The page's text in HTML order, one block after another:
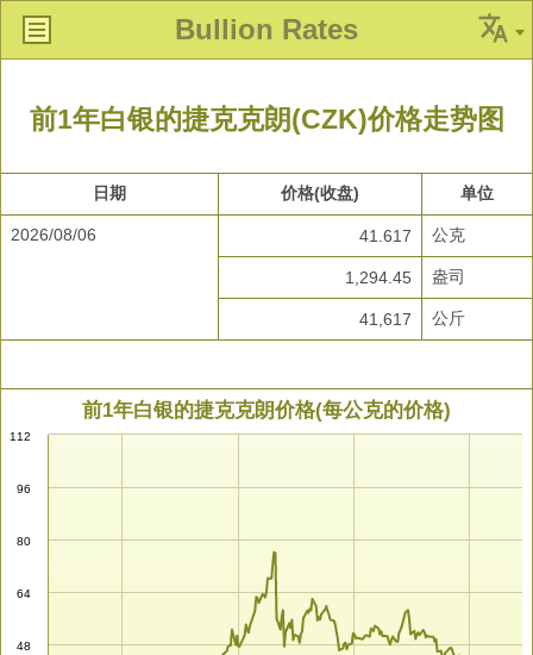
Bullion Rates
前1年白银的捷克克朗(CZK)价格走势图
日期 价格(收盘) 单位
2026/08/06 41.617 公克
1,294.45 盎司
41,617 公斤
前1年白银的捷克克朗价格(每公克的价格)
48
64
80
96
112